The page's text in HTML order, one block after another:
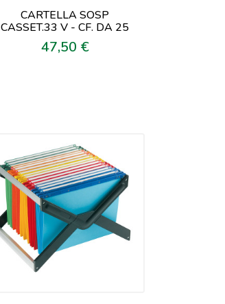
CARTELLA SOSP
CASSET.33 V - CF. DA 25
Prezzo
47,50 €